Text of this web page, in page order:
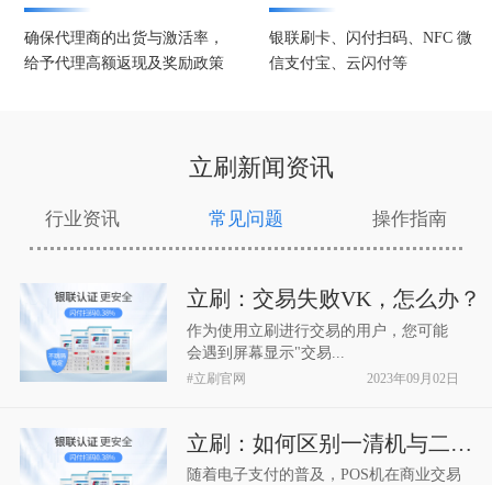
确保代理商的出货与激活率，
给予代理高额返现及奖励政策
银联刷卡、闪付扫码、NFC 微
信支付宝、云闪付等
立刷新闻资讯
行业资讯 常见问题 操作指南
立刷：交易失败VK，怎么办？
作为使用立刷进行交易的用户，您可能
会遇到屏幕显示"交易...
#立刷官网 2023年09月02日
立刷：如何区别一清机与二清机
随着电子支付的普及，POS机在商业交易